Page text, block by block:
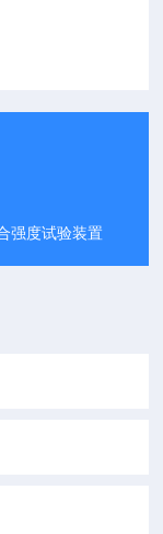
强度试验装置